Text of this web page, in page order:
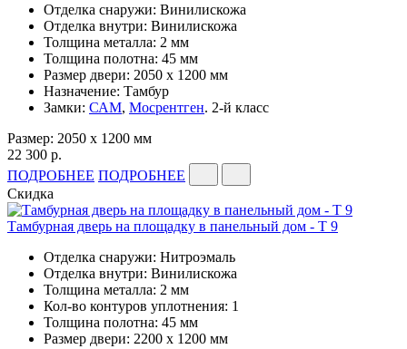
Отделка снаружи: Винилискожа
Отделка внутри: Винилискожа
Толщина металла: 2 мм
Толщина полотна: 45 мм
Размер двери: 2050 x 1200 мм
Назначение: Тамбур
Замки: САМ, Мосрентген. 2-й класс
Размер: 2050 x 1200 мм
22 300 р.
ПОДРОБНЕЕ ПОДРОБНЕЕ
Скидка
Тамбурная дверь на площадку в панельный дом - Т 9
Отделка снаружи: Нитроэмаль
Отделка внутри: Винилискожа
Толщина металла: 2 мм
Кол-во контуров уплотнения: 1
Толщина полотна: 45 мм
Размер двери: 2200 x 1200 мм